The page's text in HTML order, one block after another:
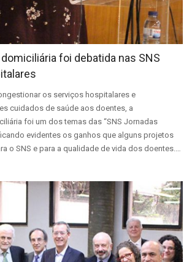
foi debatida nas SNS
os serviços hospitalares e
cuidados de saúde aos doentes, a
foi um dos temas das “SNS Jornadas
evidentes os ganhos que alguns projetos
o SNS e para a qualidade de vida dos doentes.…